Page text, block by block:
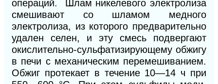
операций. Шлам никелевого электролиза
смешивают со шламом медного
электролиза, из которого предварительно
удален селен, и эту смесь подвергают
окислительно-сульфатизирующему обжигу
в печи с механическим перемешиванием.
Обжиг протекает в течение 10—14 ч при